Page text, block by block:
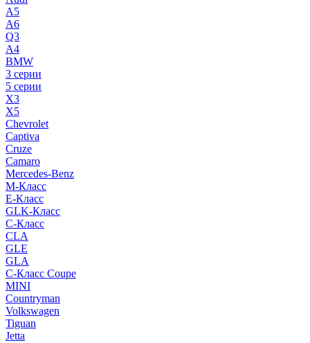
A5
A6
Q3
A4
BMW
3 серии
5 серии
X3
X5
Chevrolet
Captiva
Cruze
Camaro
Mercedes-Benz
M-Класс
E-Класс
GLK-Класс
C-Класс
CLA
GLE
GLA
C-Класс Coupe
MINI
Countryman
Volkswagen
Tiguan
Jetta